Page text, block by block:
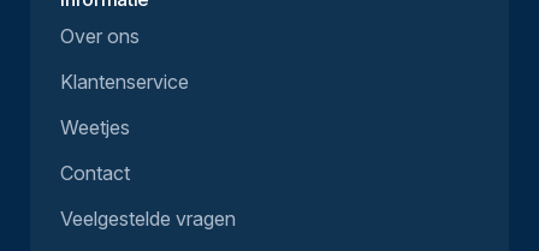
Over ons
Klantenservice
Weetjes
Contact
Veelgestelde vragen